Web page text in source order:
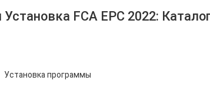
FCA EPC 2022:
Установка программы